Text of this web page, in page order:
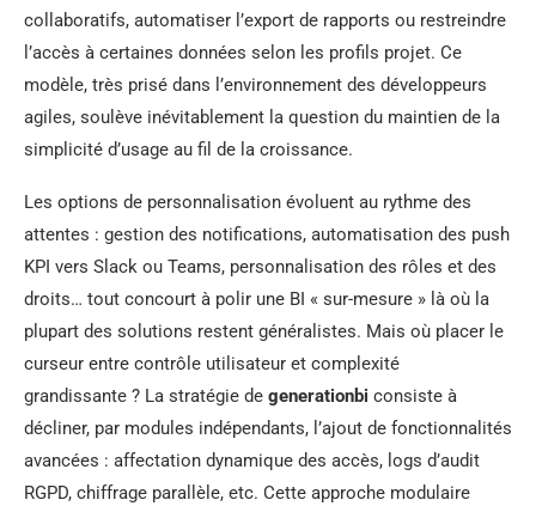
collaboratifs, automatiser l’export de rapports ou restreindre
l’accès à certaines données selon les profils projet. Ce
modèle, très prisé dans l’environnement des développeurs
agiles, soulève inévitablement la question du maintien de la
simplicité d’usage au fil de la croissance.
Les options de personnalisation évoluent au rythme des
attentes : gestion des notifications, automatisation des push
KPI vers Slack ou Teams, personnalisation des rôles et des
droits… tout concourt à polir une BI « sur-mesure » là où la
plupart des solutions restent généralistes. Mais où placer le
curseur entre contrôle utilisateur et complexité
grandissante ? La stratégie de generationbi consiste à
décliner, par modules indépendants, l’ajout de fonctionnalités
avancées : affectation dynamique des accès, logs d’audit
RGPD, chiffrage parallèle, etc. Cette approche modulaire